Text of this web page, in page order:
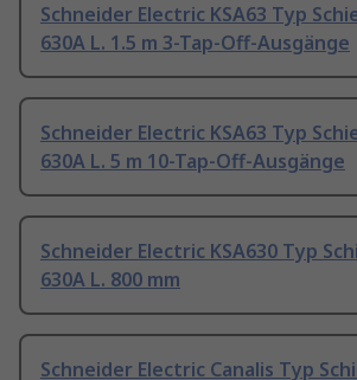
Schneider Electric KSA63 Typ
630A L. 1.5 m 3-Tap-Off-Ausgänge
Schneider Electric KSA63 Typ
630A L. 5 m 10-Tap-Off-Ausgänge
Schneider Electric KSA630 Typ
630A L. 800 mm
Schneider Electric Canalis Typ